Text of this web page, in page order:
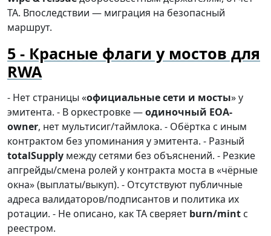
TA. Впоследствии — миграция на безопасный
маршрут.
Красные флаги у мостов для
RWA
- Нет страницы «официальные сети и мосты» у
эмитента. - В оркестровке —одиночный EOA-
owner, нет мультисиг/таймлока. - Обёртка с иным
контрактом без упоминания у эмитента. - Разный
totalSupply между сетями без объяснений. - Резкие
апгрейды/смена ролей у контракта моста в «чёрные
окна» (выплаты/выкуп). - Отсутствуют публичные
адреса валидаторов/подписантов и политика их
ротации. - Не описано, как TA сверяет burn/mint с
реестром.